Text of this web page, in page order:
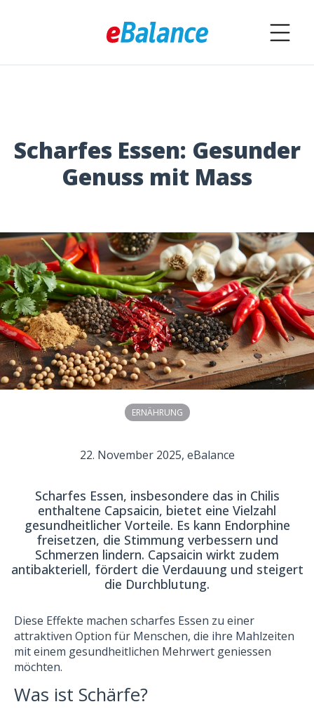
Scharfes Essen: Gesunder
Genuss mit Mass
ERNÄHRUNG
22. November 2025, eBalance
Scharfes Essen, insbesondere das in Chilis
enthaltene Capsaicin, bietet eine Vielzahl
gesundheitlicher Vorteile. Es kann Endorphine
freisetzen, die Stimmung verbessern und
Schmerzen lindern. Capsaicin wirkt zudem
antibakteriell, fördert die Verdauung und steigert
die Durchblutung.
Diese Effekte machen scharfes Essen zu einer
attraktiven Option für Menschen, die ihre Mahlzeiten
mit einem gesundheitlichen Mehrwert geniessen
möchten.
Was ist Schärfe?